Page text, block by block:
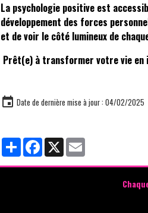
La psychologie positive est
développement des forces
et de voir le côté lumineux de
Prêt(e) à transformer votre vie en
Date de dernière mise à jour : 04/02/2025
PartagerFacebook
X